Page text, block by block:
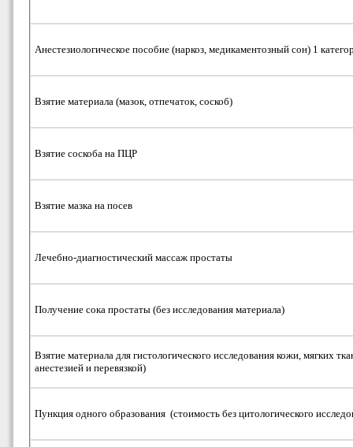
Анестезиологическое пособие (наркоз, медикаментозный сон) 1
Взятие материала (мазок, отпечаток, соскоб)
Взятие соскоба на ПЦР
Взятие мазка на посев
Лечебно-диагностический массаж простаты
Получение сока простаты (без исследования материала)
Взятие материала для гистологического исследования кожи, мягких
анестезией и перевязкой)
Пункция одного образования (стоимость без цитологического